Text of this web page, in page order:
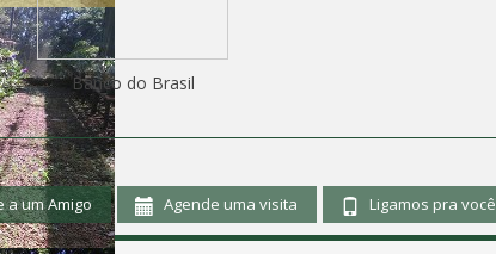
Banco do Brasil
um Amigo Agende uma visita Ligamos pra você